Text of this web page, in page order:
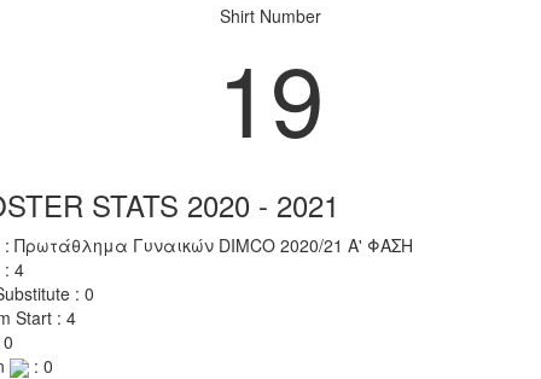
Shirt Number
19
STATS 2020 - 2021
: Πρωτάθλημα Γυναικών DIMCO 2020/21 Α' ΦΑΣΗ
: 4
: 0
Start : 4
: 0